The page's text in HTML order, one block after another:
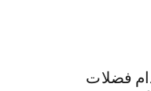
فضلات